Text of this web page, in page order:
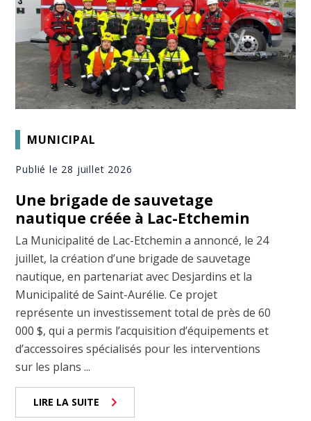
MUNICIPAL
Publié le 28 juillet 2026
Une brigade de sauvetage
nautique créée à Lac-Etchemin
La Municipalité de Lac-Etchemin a annoncé, le 24
juillet, la création d’une brigade de sauvetage
nautique, en partenariat avec Desjardins et la
Municipalité de Saint-Aurélie. Ce projet
représente un investissement total de près de 60
000 $, qui a permis l’acquisition d’équipements et
d’accessoires spécialisés pour les interventions
sur les plans ...
LIRE LA SUITE